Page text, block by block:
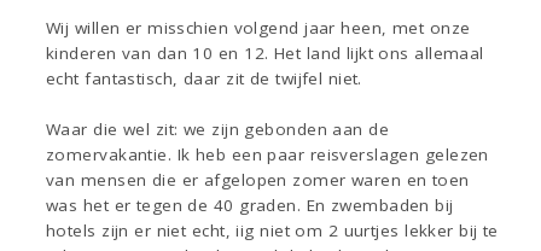
Wij willen er misschien volgend jaar heen, met onze
kinderen van dan 10 en 12. Het land lijkt ons allemaal
echt fantastisch, daar zit de twijfel niet.
Waar die wel zit: we zijn gebonden aan de
zomervakantie. Ik heb een paar reisverslagen gelezen
van mensen die er afgelopen zomer waren en toen
was het er tegen de 40 graden. En zwembaden bij
hotels zijn er niet echt, iig niet om 2 uurtjes lekker bij te